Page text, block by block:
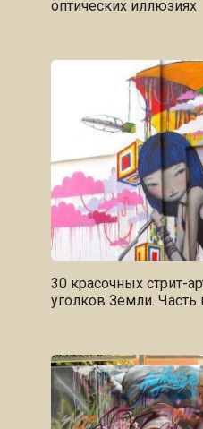
оптических иллюзиях
30 красочных стрит-
уголков Земли. Часть